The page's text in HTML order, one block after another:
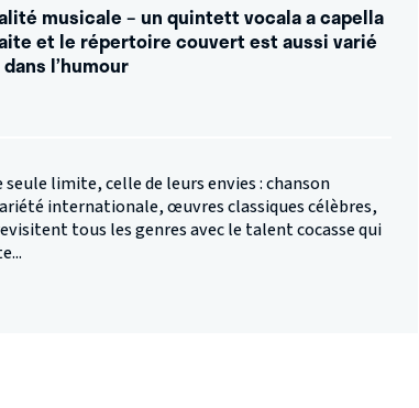
musicale – un quintett vocala a capella
et le répertoire couvert est aussi varié
l’humour
seule limite, celle de leurs envies : chanson
internationale, œuvres classiques célèbres,
tous les genres avec le talent cocasse qui